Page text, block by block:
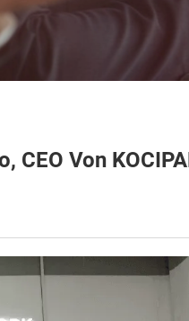
CEO Von